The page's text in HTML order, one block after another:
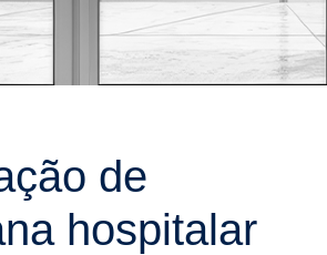
de
hospitalar